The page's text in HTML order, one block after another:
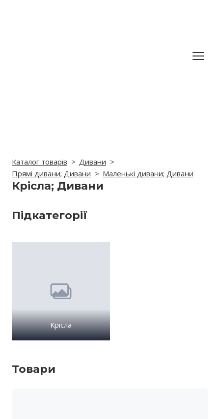
Каталог товарів
Дивани
Прямі дивани; Дивани
Маленькі дивани; Дивани
Крісла; Дивани
Підкатегорії
Крісла
Товари